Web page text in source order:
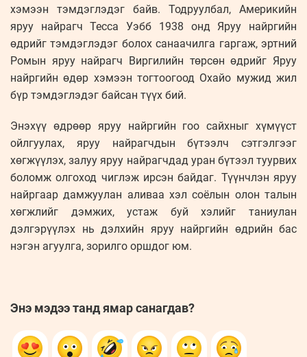
хэмээн тэмдэглэдэг байв. Тодруулбал, Америкийн
яруу найрагч Тесса Уэбб 1938 онд Яруу найргийн
өдрийг тэмдэглэдэг болох санаачилга гаргаж, эртний
Ромын яруу найрагч Виргилийн төрсөн өдрийг Яруу
найргийн өдөр хэмээн тогтоогоод Охайо мужид жил
бүр тэмдэглэдэг байсан түүх бий.
Энэхүү өдрөөр яруу найргийн гоо сайхныг хүмүүст
ойлгуулах, яруу найрагчдын бүтээлч сэтгэлгээг
хөгжүүлэх, залуу яруу найрагчдад уран бүтээл туурвих
боломж олгоход чиглэж ирсэн байдаг. Түүнчлэн яруу
найргаар дамжуулан аливаа хэл соёлын олон талын
хөгжлийг дэмжих, устаж буй хэлийг таниулан
дэлгэрүүлэх нь дэлхийн яруу найргийн өдрийн бас
нэгэн агуулга, зорилго оршдог юм.
Энэ мэдээ танд ямар санагдав?